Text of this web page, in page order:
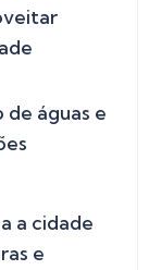
de águas e
a cidade
e